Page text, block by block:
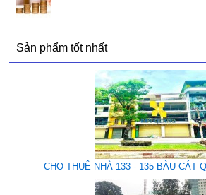
Sản phẩm tốt nhất
CHO THUÊ NHÀ 133 - 135 BÀU CÁT